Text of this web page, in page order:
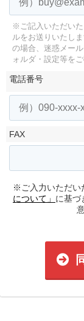
※ご記入いただい
ルをお送りいたしま
の場合、迷惑メー
ォルダ・設定等をご
電話番号
FAX
※ご入力いただい
について」 に基づ